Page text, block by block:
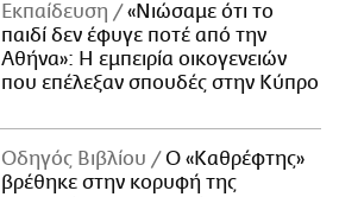
Εκπαίδευση
«Νιώσαμε ότι το
παιδί δεν έφυγε ποτέ από την
Αθήνα»: Η εμπειρία οικογενειών
που επέλεξαν σπουδές στην Κύπρο
Οδηγός Βιβλίου
Ο «Καθρέφτης»
βρέθηκε στην κορυφή της